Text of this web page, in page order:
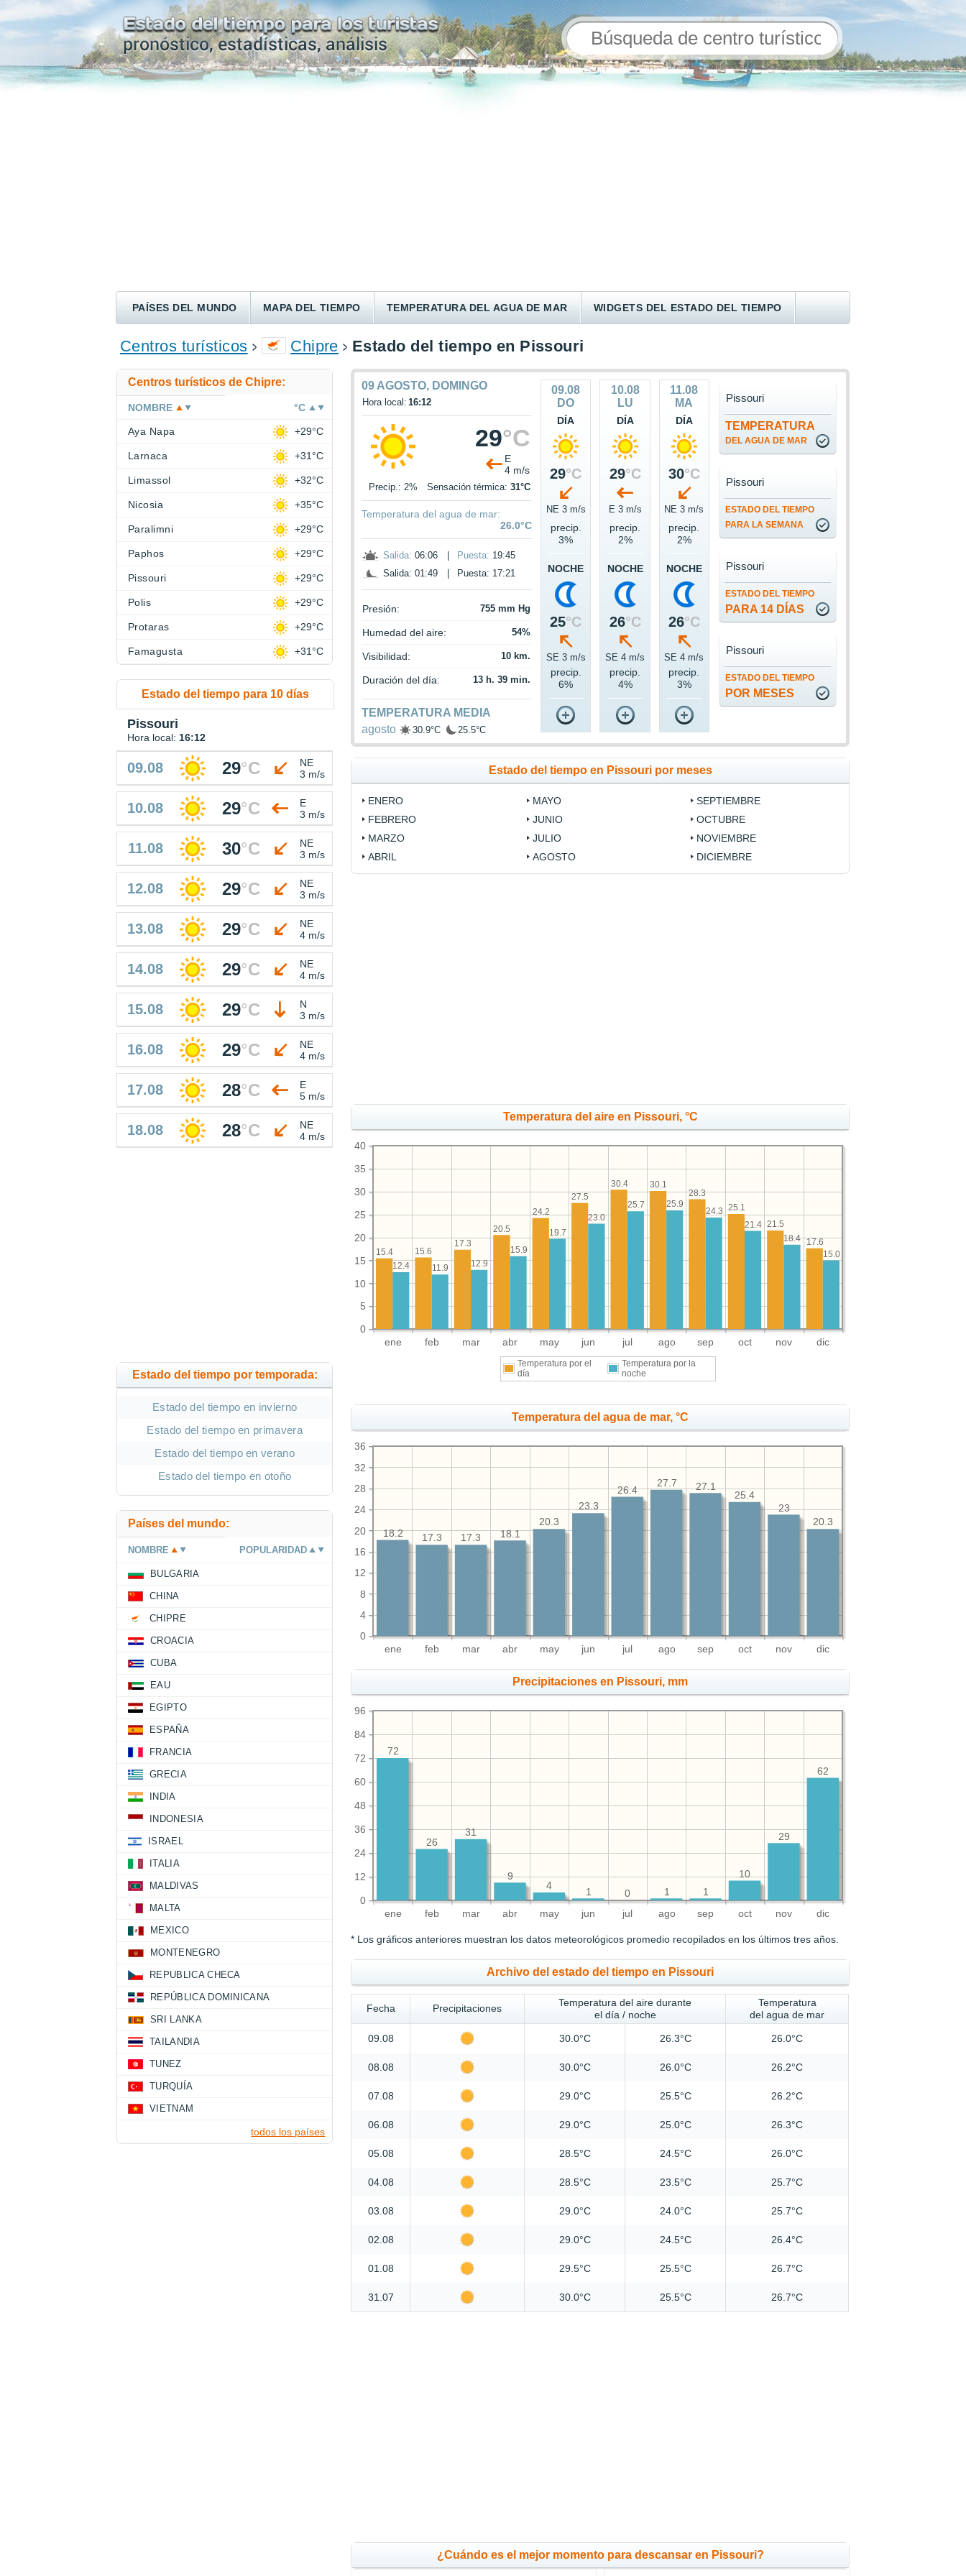
PAÍSES DEL MUNDO MAPA DEL TIEMPO TEMPERATURA DEL AGUA DE MAR WIDGETS DEL ESTADO DEL TIEMPO
ENCONTRAR UN HOTEL
Centros turísticos Chipre Estado del tiempo en Pissouri
09 AGOSTO, DOMINGO
Hora local: 16:12
29°C
E
4 m/s
Precip.: 2% Sensación térmica:31°C
Temperatura del agua de mar:
26.0°C
Salida: 06:06 Puesta: 19:45
Salida: 01:49
Puesta: 17:21
Presión: 755 mm Hg
Humedad del aire: 54%
Visibilidad: 10 km.
Duración del día: 13 h. 39 min.
TEMPERATURA MEDIA
agosto
30.9°C 25.5°C
09.08
DO
DÍA
29°C
NE 3 m/s
precip.
3%
NOCHE
25°C
SE 3 m/s
precip.
6%
10.08
LU
DÍA
29°C
E 3 m/s
precip.
2%
NOCHE
26°C
SE 4 m/s
precip.
4%
11.08
MA
DÍA
30°C
NE 3 m/s
precip.
2%
NOCHE
26°C
SE 4 m/s
precip.
3%
TEMPERATURA
DEL AGUA DE MAR
Pissouri
ESTADO DEL TIEMPO
PARA LA SEMANA
Pissouri
ESTADO DEL TIEMPO
PARA 14 DÍAS
Pissouri
ESTADO DEL TIEMPO
POR MESES
Pissouri
Estado del tiempo en Pissouri por meses
ENERO
FEBRERO
MARZO
ABRIL
MAYO
JUNIO
JULIO
AGOSTO
SEPTIEMBRE
OCTUBRE
NOVIEMBRE
DICIEMBRE
Temperatura del aire en Pissouri, °C
ene feb mar abr may jun jul ago sep oct nov dic
0
5
10
15
20
25
30
35
40
17.6
21.5
25.1
28.3
30.1
30.4
27.5
24.2
20.5
17.3
15.6
15.4 15.0
18.4
21.4
24.3
25.9
25.7
23.0
19.7
15.9
12.9
11.9
12.4
Temperatura por el
día
Temperatura por la
noche
Temperatura del agua de mar, °C
ene feb mar abr may jun jul ago sep oct nov dic
0
4
8
12
16
20
24
28
32
36
20.3
23
25.4
27.1
27.7
26.4
23.3
20.3
18.1
17.3
17.3
18.2
Precipitaciones en Pissouri, mm
ene feb mar abr may jun jul ago sep oct nov dic
0
12
24
36
48
60
72
84
96
62
29
10
1
1
0
1
4
9
31
26
72
* Los gráficos anteriores muestran los datos meteorológicos promedio recopilados en los últimos tres años.
Archivo del estado del tiempo en Pissouri
Fecha Precipitaciones
Temperatura del aire durante
el día / noche
Temperatura
del agua de mar
09.08 30.0°C 26.3°C 26.0°C
08.08 30.0°C 26.0°C 26.2°C
07.08 29.0°C 25.5°C 26.2°C
06.08 29.0°C 25.0°C 26.3°C
05.08 28.5°C 24.5°C 26.0°C
04.08 28.5°C 23.5°C 25.7°C
03.08 29.0°C 24.0°C 25.7°C
02.08 29.0°C 24.5°C 26.4°C
01.08 29.5°C 25.5°C 26.7°C
31.07 30.0°C 25.5°C 26.7°C
¿Cuándo es el mejor momento para descansar en Pissouri?
Centros turísticos de Chipre:
NOMBRE °C
Aya Napa +29°C
Larnaca +31°C
Limassol +32°C
Nicosia +35°C
Paralimni +29°C
Paphos +29°C
Pissouri +29°C
Polis +29°C
Protaras +29°C
Famagusta +31°C
Estado del tiempo para 10 días
Pissouri
Hora local: 16:12
09.08 29°C
NE
3 m/s
10.08 29°C
E
3 m/s
11.08 30°C
NE
3 m/s
12.08 29°C
NE
3 m/s
13.08 29°C
NE
4 m/s
14.08 29°C
NE
4 m/s
15.08 29°C
N
3 m/s
16.08 29°C
NE
4 m/s
17.08 28°C
E
5 m/s
18.08 28°C
NE
4 m/s
Estado del tiempo por temporada:
Estado del tiempo en invierno
Estado del tiempo en primavera
Estado del tiempo en verano
Estado del tiempo en otoño
Países del mundo:
NOMBRE POPULARIDAD
BULGARIA
CHINA
CHIPRE
CROACIA
CUBA
EAU
EGIPTO
ESPAÑA
FRANCIA
GRECIA
INDIA
INDONESIA
ISRAEL
ITALIA
MALDIVAS
MALTA
MEXICO
MONTENEGRO
REPUBLICA CHECA
REPÚBLICA DOMINICANA
SRI LANKA
TAILANDIA
TUNEZ
TURQUÍA
VIETNAM
todos los países